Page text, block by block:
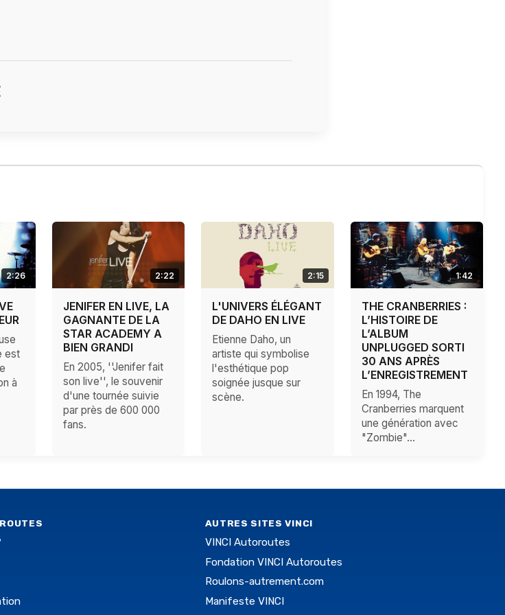
vidéo, vous devez nous donner votre
2:26
est
à
2:22
JENIFER EN LIVE, LA
GAGNANTE DE LA
STAR ACADEMY A
BIEN GRANDI
En 2005, ''Jenifer fait
son live'', le souvenir
d'une tournée suivie
par près de 600 000
fans.
2:15
L'UNIVERS ÉLÉGANT
DE DAHO EN LIVE
Etienne Daho, un
artiste qui symbolise
l'esthétique pop
soignée jusque sur
scène.
1:42
THE CRANBERRIES :
L’HISTOIRE DE
L’ALBUM
UNPLUGGED SORTI
30 ANS APRÈS
L’ENREGISTREMENT
En 1994, The
Cranberries marquent
une génération avec
"Zombie"…
AUTRES SITES VINCI
VINCI Autoroutes
Fondation VINCI Autoroutes
Roulons-autrement.com
Manifeste VINCI